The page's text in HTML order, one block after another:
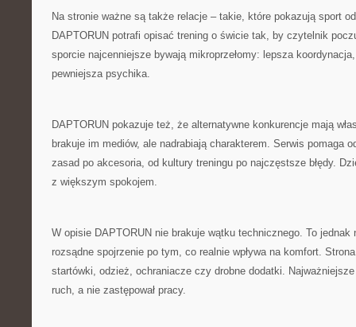
Na stronie ważne są także relacje – takie, które pokazują sport
DAPTORUN potrafi opisać trening o świcie tak, by czytelnik
sporcie najcenniejsze bywają mikroprzełomy: lepsza
pewniejsza psychika.
DAPTORUN pokazuje też, że alternatywne konkurencje mają
brakuje im mediów, ale nadrabiają charakterem. Serwis pomaga
zasad po akcesoria, od kultury treningu po najczęstsze błędy.
z większym spokojem.
W opisie DAPTORUN nie brakuje wątku technicznego. To
rozsądne spojrzenie po tym, co realnie wpływa na komfort.
startówki, odzież, ochraniacze czy drobne dodatki.
ruch, a nie zastępował pracy.